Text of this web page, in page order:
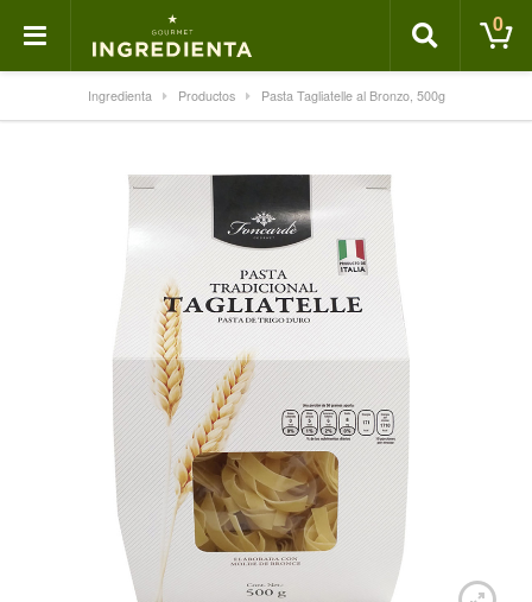
0
Ingredienta Productos Pasta Tagliatelle al Bronzo, 500g